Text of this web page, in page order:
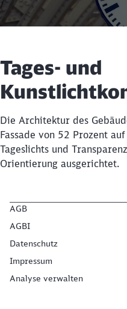
Tages- und
Die Architektur des
Fassade von 52 Prozent
Tageslichts und
Orientierung ausgerichtet.
AGB
AGBI
Datenschutz
Impressum
Analyse verwalten
Möchten Sie zu
werden?